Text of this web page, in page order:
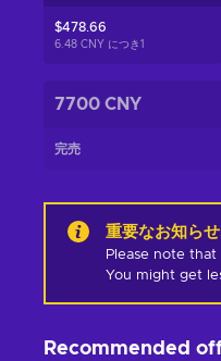
$478.66
6.48 CNY につき 1
7700 CNY
完売
重要なお知らせ
Please note
You might get
Recommended